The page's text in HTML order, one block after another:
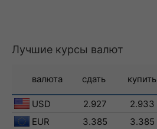
Лучшие курсы валют
валюта сдать купить
USD 2.927 2.933
EUR
3.385 3.385